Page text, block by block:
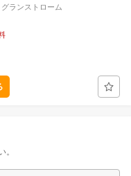
ランストローム
。